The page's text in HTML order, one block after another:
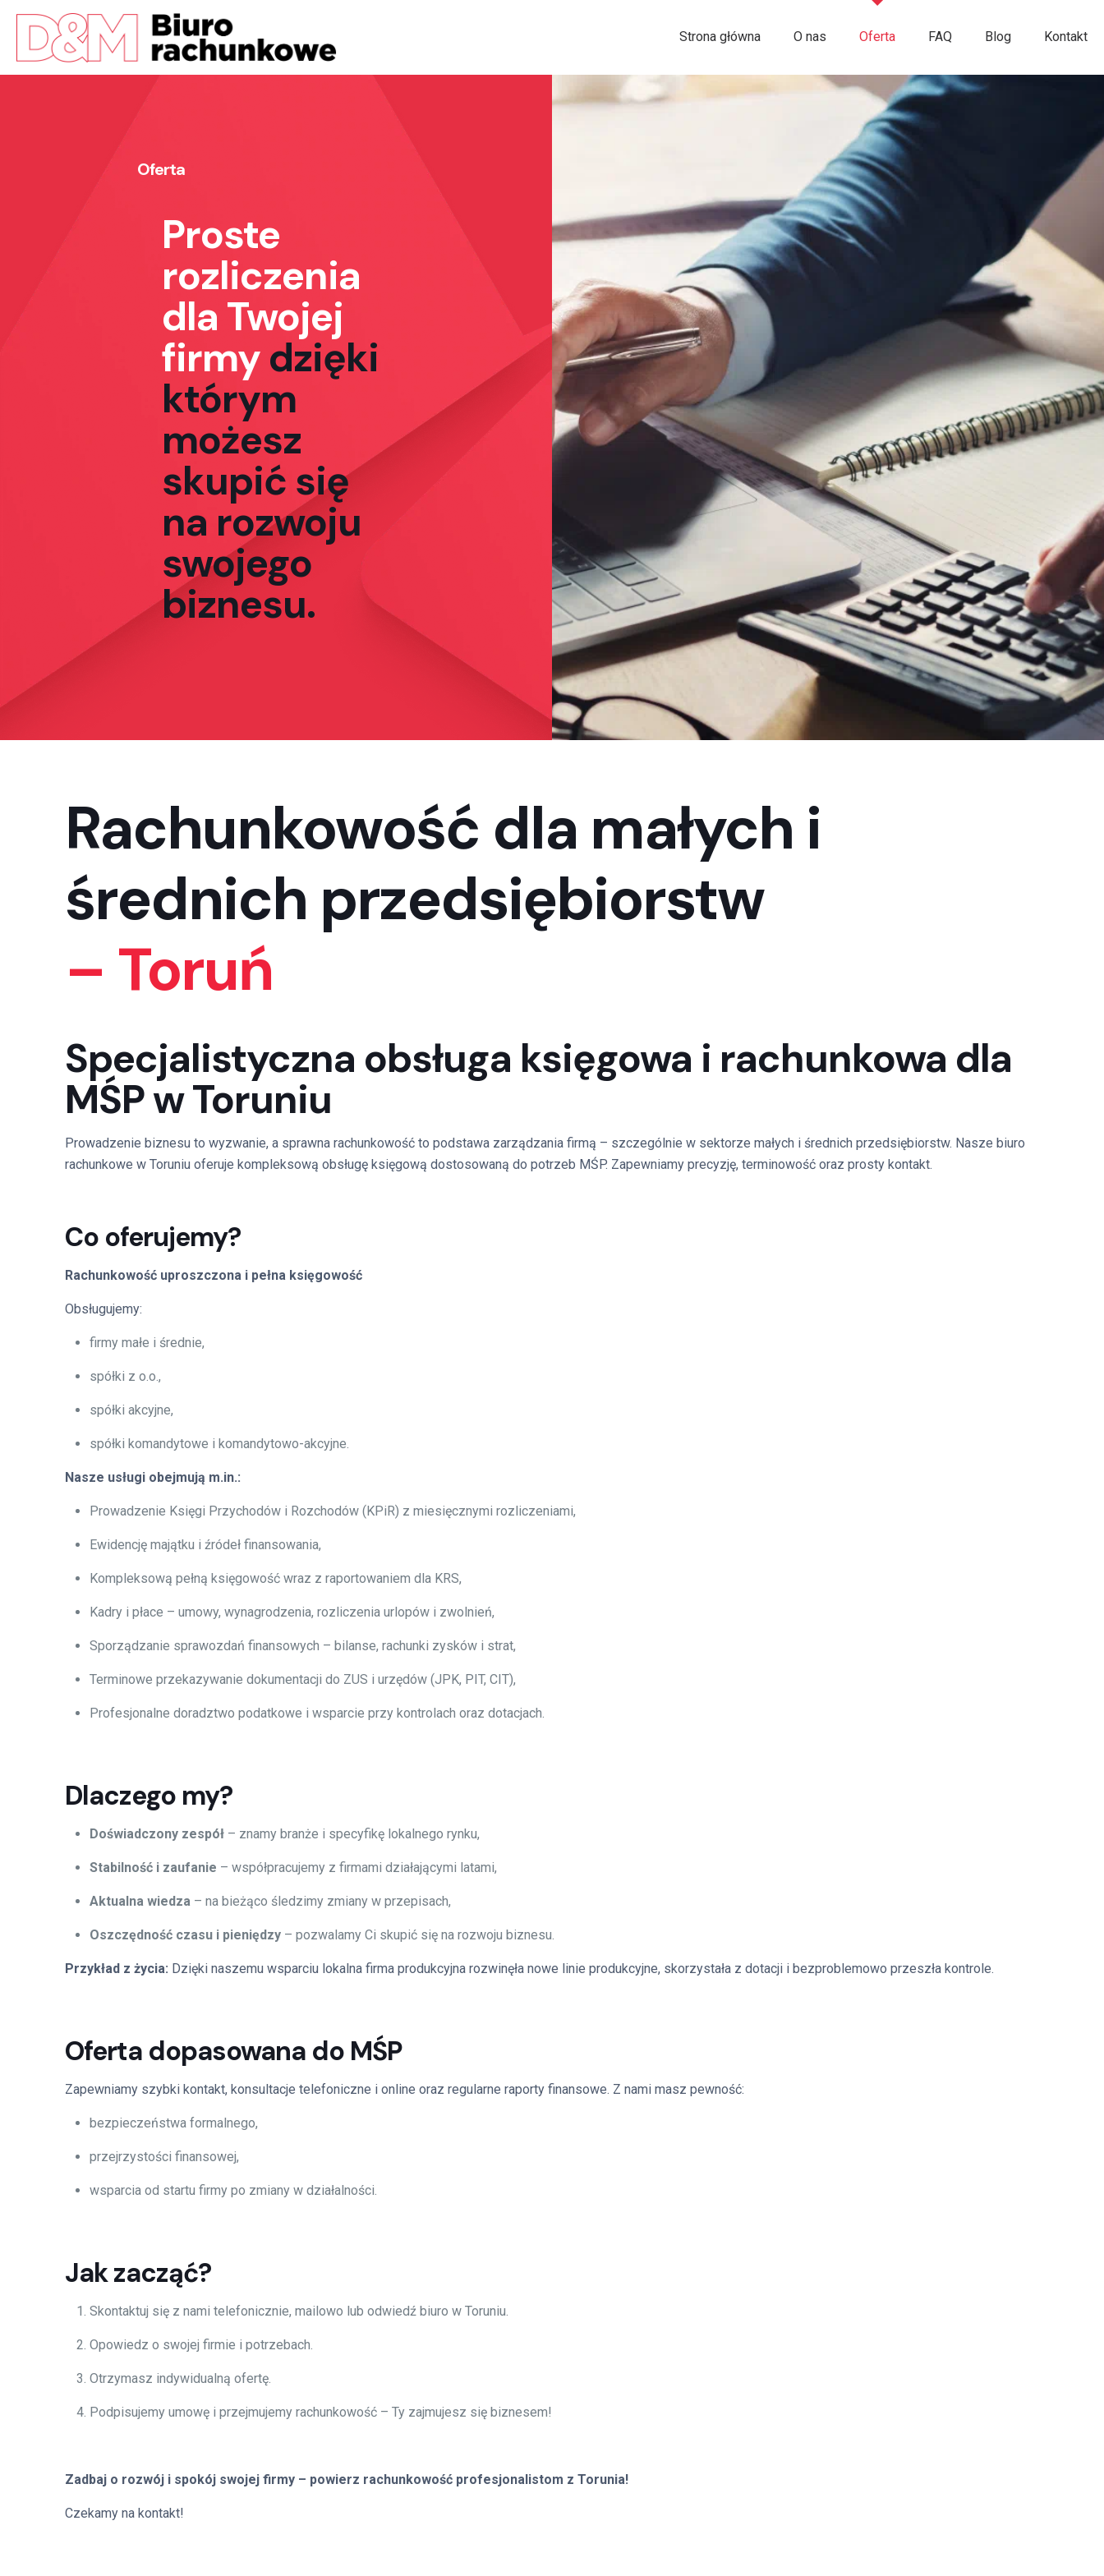
Strona główna O nas Oferta FAQ Blog Kontakt
Oferta
Proste
rozliczenia
dla Twojej
firmydzięki
którym
możesz
skupić się
na rozwoju
swojego
biznesu.
Rachunkowość dla małych i
średnich przedsiębiorstw
– Toruń
Specjalistyczna obsługa księgowa i rachunkowa dla
MŚP w Toruniu
Prowadzenie biznesu to wyzwanie, a sprawna rachunkowość to podstawa zarządzania firmą – szczególnie w sektorze małych i średnich przedsiębiorstw. Nasze biuro
rachunkowe w Toruniu oferuje kompleksową obsługę księgową dostosowaną do potrzeb MŚP. Zapewniamy precyzję, terminowość oraz prosty kontakt.
Co oferujemy?
Rachunkowość uproszczona i pełna księgowość
Obsługujemy:
firmy małe i średnie,
spółki z o.o.,
spółki akcyjne,
spółki komandytowe i komandytowo-akcyjne.
Nasze usługi obejmują m.in.:
Prowadzenie Księgi Przychodów i Rozchodów (KPiR) z miesięcznymi rozliczeniami,
Ewidencję majątku i źródeł finansowania,
Kompleksową pełną księgowość wraz z raportowaniem dla KRS,
Kadry i płace – umowy, wynagrodzenia, rozliczenia urlopów i zwolnień,
Sporządzanie sprawozdań finansowych – bilanse, rachunki zysków i strat,
Terminowe przekazywanie dokumentacji do ZUS i urzędów (JPK, PIT, CIT),
Profesjonalne doradztwo podatkowe i wsparcie przy kontrolach oraz dotacjach.
Dlaczego my?
Doświadczony zespół – znamy branże i specyfikę lokalnego rynku,
Stabilność i zaufanie – współpracujemy z firmami działającymi latami,
Aktualna wiedza – na bieżąco śledzimy zmiany w przepisach,
Oszczędność czasu i pieniędzy – pozwalamy Ci skupić się na rozwoju biznesu.
Przykład z życia: Dzięki naszemu wsparciu lokalna firma produkcyjna rozwinęła nowe linie produkcyjne, skorzystała z dotacji i bezproblemowo przeszła kontrole.
Oferta dopasowana do MŚP
Zapewniamy szybki kontakt, konsultacje telefoniczne i online oraz regularne raporty finansowe. Z nami masz pewność:
bezpieczeństwa formalnego,
przejrzystości finansowej,
wsparcia od startu firmy po zmiany w działalności.
Jak zacząć?
Skontaktuj się z nami telefonicznie, mailowo lub odwiedź biuro w Toruniu.
Opowiedz o swojej firmie i potrzebach.
Otrzymasz indywidualną ofertę.
Podpisujemy umowę i przejmujemy rachunkowość – Ty zajmujesz się biznesem!
Zadbaj o rozwój i spokój swojej firmy – powierz rachunkowość profesjonalistom z Torunia!
Czekamy na kontakt!